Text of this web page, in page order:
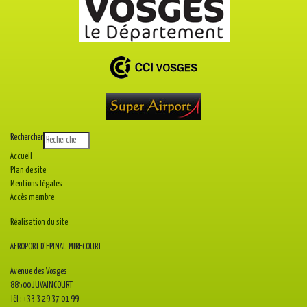
Rechercher
Accueil
Plan de site
Mentions légales
Accès membre
Réalisation du site
AEROPORT D'EPINAL-MIRECOURT
Avenue des Vosges
88500 JUVAINCOURT
Tél : +33 3 29 37 01 99